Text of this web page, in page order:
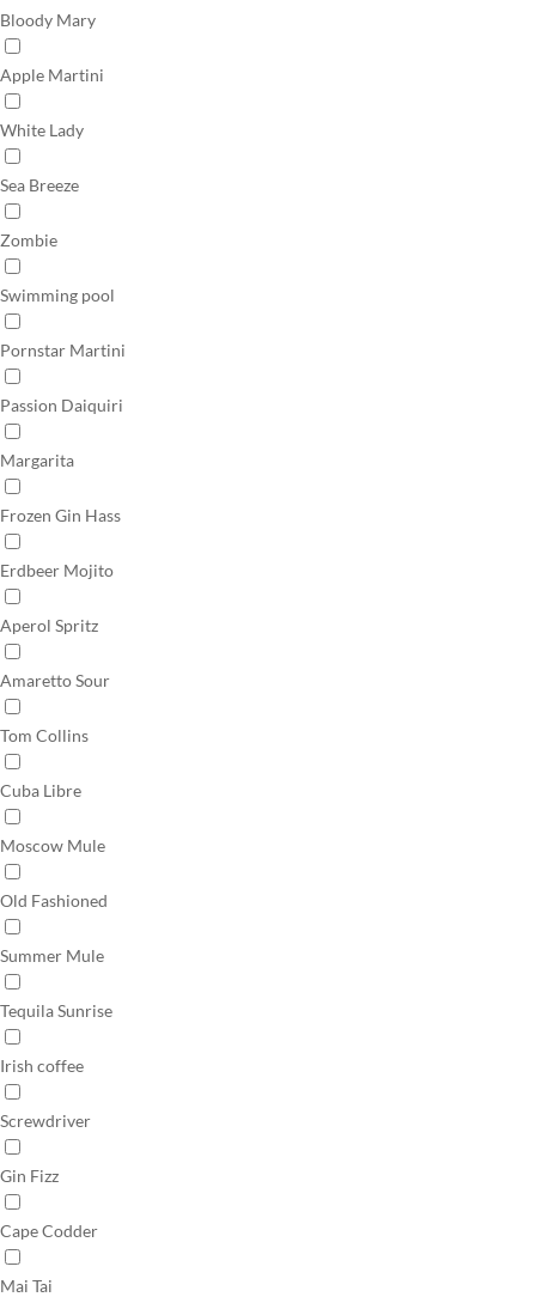
Bloody Mary
Apple Martini
White Lady
Sea Breeze
Zombie
Swimming pool
Pornstar Martini
Passion Daiquiri
Margarita
Frozen Gin Hass
Erdbeer Mojito
Aperol Spritz
Amaretto Sour
Tom Collins
Cuba Libre
Moscow Mule
Old Fashioned
Summer Mule
Tequila Sunrise
Irish coffee
Screwdriver
Gin Fizz
Cape Codder
Mai Tai